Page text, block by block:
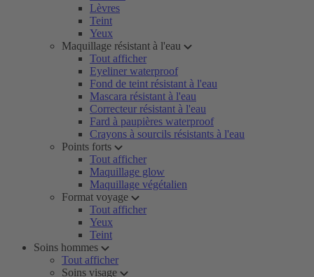
Lèvres
Teint
Yeux
Maquillage résistant à l'eau
Tout afficher
Eyeliner waterproof
Fond de teint résistant à l'eau
Mascara résistant à l'eau
Correcteur résistant à l'eau
Fard à paupières waterproof
Crayons à sourcils résistants à l'eau
Points forts
Tout afficher
Maquillage glow
Maquillage végétalien
Format voyage
Tout afficher
Yeux
Teint
Soins hommes
Tout afficher
Soins visage